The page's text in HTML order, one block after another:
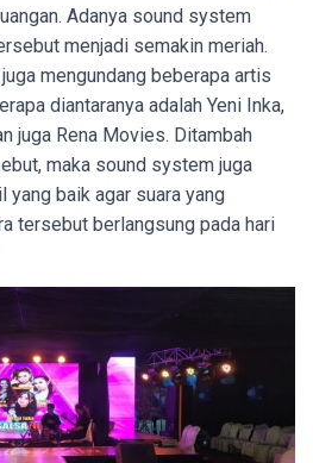
Adanya sound system
menjadi semakin meriah.
mengundang beberapa artis
diantaranya adalah Yeni Inka,
juga Rena Movies. Ditambah
maka sound system juga
yang baik agar suara yang
tersebut berlangsung pada hari